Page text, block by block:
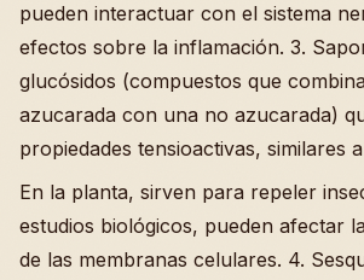
pueden interactuar con el sistema
efectos sobre la inflamación. 3.
glucósidos (compuestos que
azucarada con una no azucarada)
propiedades tensioactivas, similares
En la planta, sirven para repeler
estudios biológicos, pueden afectar
de las membranas celulares. 4.